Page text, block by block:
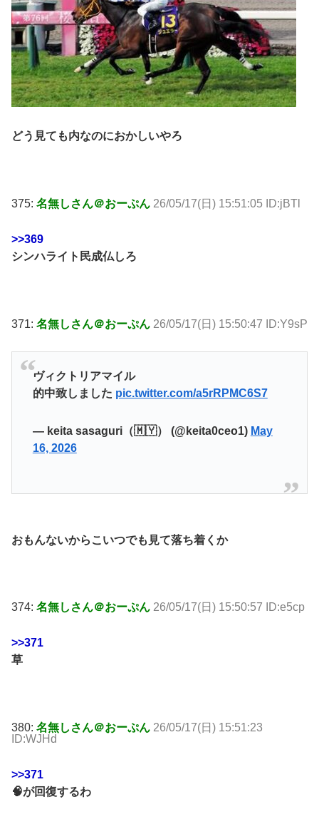
どう見ても内なのにおかしいやろ
375: 名無しさん＠おーぷん 26/05/17(日) 15:51:05 ID:jBTl
>>369
シンハライト民成仏しろ
371: 名無しさん＠おーぷん 26/05/17(日) 15:50:47 ID:Y9sP
ヴィクトリアマイル
的中致しました pic.twitter.com/a5rRPMC6S7
— keita sasaguri（🇲🇾） (@keita0ceo1) May
16, 2026
おもんないからこいつでも見て落ち着くか
374: 名無しさん＠おーぷん 26/05/17(日) 15:50:57 ID:e5cp
>>371
草
380: 名無しさん＠おーぷん 26/05/17(日) 15:51:23
ID:WJHd
>>371
🧠が回復するわ